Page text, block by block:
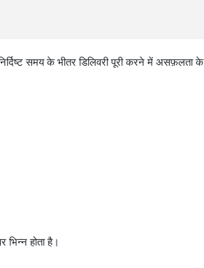
समय के भीतर डिलिवरी पूरी करने में असफ़लता के
होता है।